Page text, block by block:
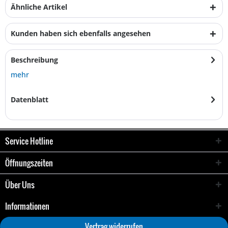
Ähnliche Artikel
Kunden haben sich ebenfalls angesehen
Beschreibung
mehr
Datenblatt
Service Hotline
Öffnungszeiten
Über Uns
Informationen